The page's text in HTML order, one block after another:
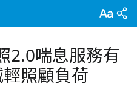
2.0喘息服務有
照顧負荷